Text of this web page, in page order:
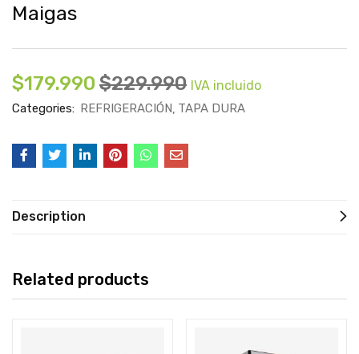
Maigas
$179.990 $229.990 IVA incluido
Categories: REFRIGERACIÓN TAPA DURA
Description
Related products